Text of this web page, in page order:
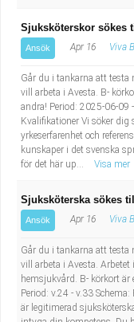
Sjuksköterskor sökes
Ansök Apr 16 Viva
Går du i tankarna att testa
vill arbeta i Avesta. B-
andra! Period: 2025-06-09
Kvalifikationer Vi söker
yrkeserfarenhet och
kunskaper i det svenska
för det här up...
Visa mer
Sjuksköterska sökes
Ansök Apr 16 Viva
Går du i tankarna att testa
vill arbeta i Avesta. Arbetet
hemsjukvård. B- körkort
Period: v.24 - v.33
är legitimerad